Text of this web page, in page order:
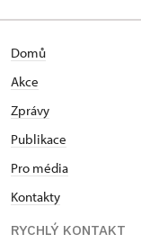
Domů
Akce
Zprávy
Publikace
Pro média
Kontakty
RYCHLÝ KONTAKT